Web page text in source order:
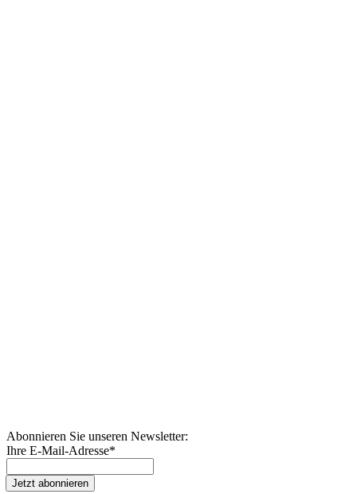
Abonnieren Sie unseren Newsletter:
Ihre E-Mail-Adresse*
Jetzt abonnieren